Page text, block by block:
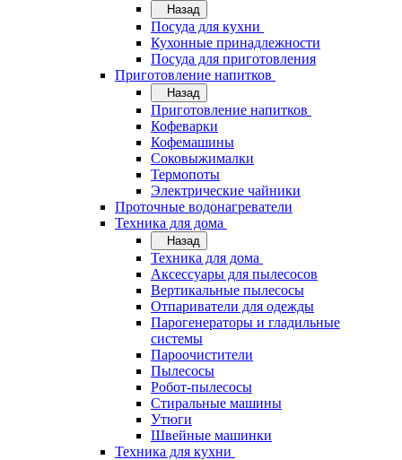
Назад
Посуда для кухни
Кухонные принадлежности
Посуда для приготовления
Приготовление напитков
Назад
Приготовление напитков
Кофеварки
Кофемашины
Соковыжималки
Термопоты
Электрические чайники
Проточные водонагреватели
Техника для дома
Назад
Техника для дома
Аксессуары для пылесосов
Вертикальные пылесосы
Отпариватели для одежды
Парогенераторы и гладильные
системы
Пароочистители
Пылесосы
Робот-пылесосы
Стиральные машины
Утюги
Швейные машинки
Техника для кухни